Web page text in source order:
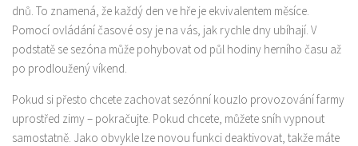
dnů. To znamená, že každý den ve hře je ekvivalentem měsíce.
Pomocí ovládání časové osy je na vás, jak rychle dny ubíhají. V
podstatě se sezóna může pohybovat od půl hodiny herního času až
po prodloužený víkend.
Pokud si přesto chcete zachovat sezónní kouzlo provozování farmy
uprostřed zimy – pokračujte. Pokud chcete, můžete sníh vypnout
samostatně. Jako obvykle lze novou funkci deaktivovat, takže máte